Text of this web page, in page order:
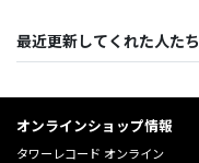
最近更新してくれた人たち
オンラインショップ情報
タワーレコード オンライン